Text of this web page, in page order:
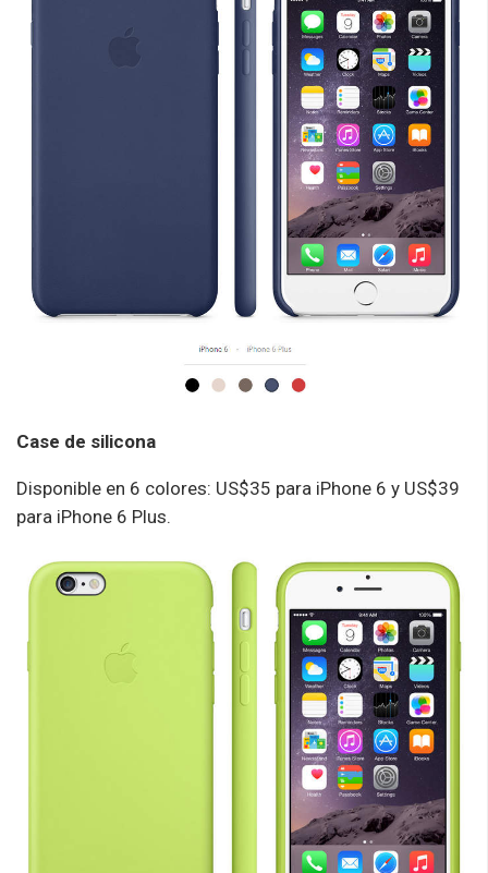
Case de silicona
Disponible en 6 colores: US$35 para iPhone 6 y US$39
para iPhone 6 Plus.